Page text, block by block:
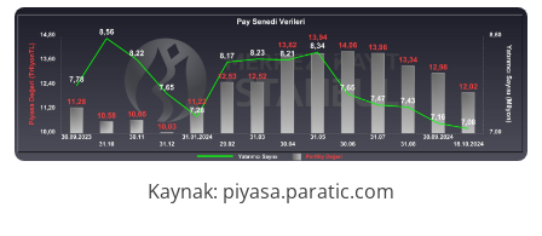
Kaynak: piyasa.paratic.com